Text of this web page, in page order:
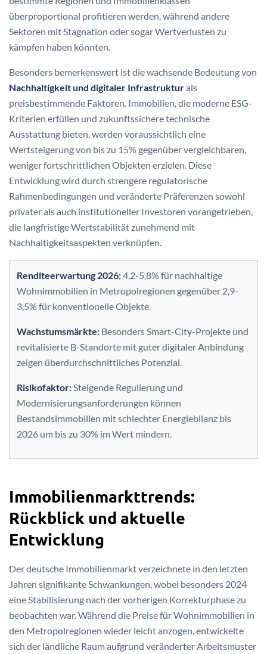
überproportional profitieren werden, während andere
Sektoren mit Stagnation oder sogar Wertverlusten zu
kämpfen haben könnten.
Besonders bemerkenswert ist die wachsende Bedeutung von
Nachhaltigkeit und digitaler Infrastrukturals
preisbestimmende Faktoren. Immobilien, die moderne ESG-
Kriterien erfüllen und zukunftssichere technische
Ausstattung bieten, werden voraussichtlich eine
Wertsteigerung von bis zu 15% gegenüber vergleichbaren,
weniger fortschrittlichen Objekten erzielen. Diese
Entwicklung wird durch strengere regulatorische
Rahmenbedingungen und veränderte Präferenzen sowohl
privater als auch institutioneller Investoren vorangetrieben,
die langfristige Wertstabilität zunehmend mit
Nachhaltigkeitsaspekten verknüpfen.
Renditeerwartung 2026:4,2-5,8% für nachhaltige
Wohnimmobilien in Metropolregionen gegenüber 2,9-
3,5% für konventionelle Objekte.
Wachstumsmärkte: Besonders Smart-City-Projekte und
revitalisierte B-Standorte mit guter digitaler Anbindung
zeigen überdurchschnittliches Potenzial.
Risikofaktor:Steigende Regulierung und
Modernisierungsanforderungen können
Bestandsimmobilien mit schlechter Energiebilanz bis
2026 um bis zu 30% im Wert mindern.
Immobilienmarkttrends:
Rückblick und aktuelle
Entwicklung
Der deutsche Immobilienmarkt verzeichnete in den letzten
Jahren signifikante Schwankungen, wobei besonders 2024
eine Stabilisierung nach der vorherigen Korrekturphase zu
beobachten war. Während die Preise für Wohnimmobilien in
den Metropolregionen wieder leicht anzogen, entwickelte
sich der ländliche Raum aufgrund veränderter Arbeitsmuster